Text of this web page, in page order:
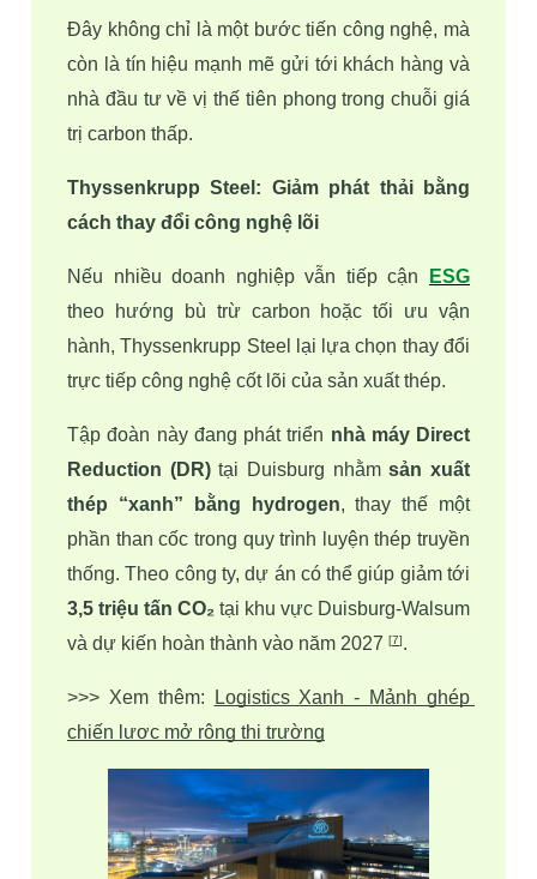
Đây không chỉ là một bước tiến công nghệ, mà
còn là tín hiệu mạnh mẽ gửi tới khách hàng và
nhà đầu tư về vị thế tiên phong trong chuỗi giá
trị carbon thấp.
Thyssenkrupp Steel: Giảm phát thải bằng
cách thay đổi công nghệ lõi
Nếu nhiều doanh nghiệp vẫn tiếp cận
ESG
theo hướng bù trừ carbon hoặc tối ưu vận
hành, Thyssenkrupp Steel lại lựa chọn thay đổi
trực tiếp công nghệ cốt lõi của sản xuất thép.
Tập đoàn này đang phát triển nhà máy Direct
Reduction (DR) tại Duisburg nhằm sản xuất
thép “xanh” bằng hydrogen, thay thế một
phần than cốc trong quy trình luyện thép truyền
3,5 triệu tấn CO₂ tại khu vực Duisburg-Walsum
và dự kiến hoàn thành vào năm 2027 [7].
>>> Xem thêm:
Logistics Xanh - Mảnh ghép
chiến lược mở rộng thị trường